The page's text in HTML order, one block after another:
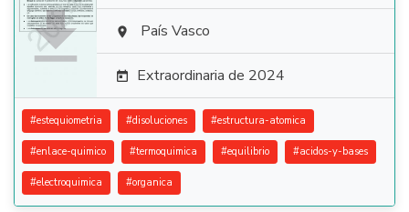
  País Vasco
 Extraordinaria de 2024
#estequiometria #disoluciones #estructura-atomica
#enlace-quimico #termoquimica #equilibrio #acidos-y-bases
#electroquimica #organica